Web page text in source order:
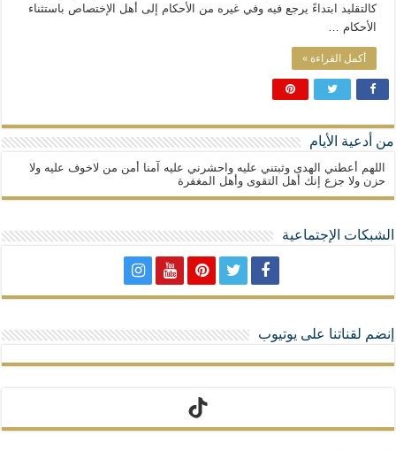
كالتقليد ابتداءً يرجع فيه وفي غيره من الأحكام إلى أهل الإختصاص باستثناء
الأحكام …
أكمل القراءة »
من أدعية الأيام
اللهم أعطني الهدى وثبتني عليه واحشرني عليه آمنا أمن من لاخوف عليه ولا
حزن ولا جزع إنك أهل التقوى وأهل المغفرة
الشبكات الإجتماعية
إنضم لقناتنا على يوتيوب
تيك توك